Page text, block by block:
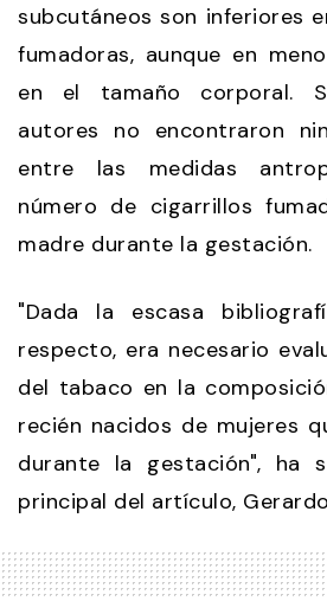
subcutáneos son inferiores
fumadoras, aunque en
en el tamaño corporal.
autores no encontraron
entre las medidas
número de cigarrillos
madre durante la gestación.
"Dada la escasa
respecto, era necesario
del tabaco en la
recién nacidos de mujeres
durante la gestación", ha
principal del artículo,